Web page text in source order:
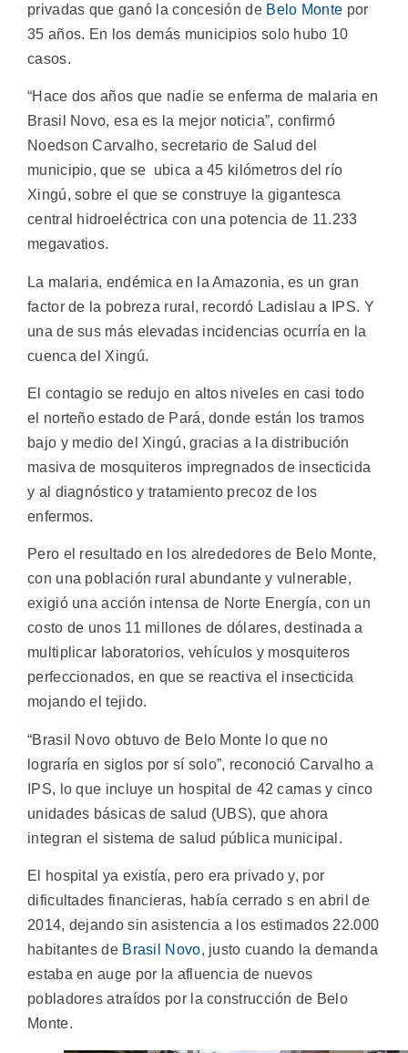
privadas que ganó la concesión de Belo Monte por
35 años. En los demás municipios solo hubo 10
casos.
“Hace dos años que nadie se enferma de malaria en
Brasil Novo, esa es la mejor noticia”, confirmó
Noedson Carvalho, secretario de Salud del
municipio, que se ubica a 45 kilómetros del río
Xingú, sobre el que se construye la gigantesca
central hidroeléctrica con una potencia de 11.233
megavatios.
La malaria, endémica en la Amazonia, es un gran
factor de la pobreza rural, recordó Ladislau a IPS. Y
una de sus más elevadas incidencias ocurría en la
cuenca del Xingú.
El contagio se redujo en altos niveles en casi todo
el norteño estado de Pará, donde están los tramos
bajo y medio del Xingú, gracias a la distribución
masiva de mosquiteros impregnados de insecticida
y al diagnóstico y tratamiento precoz de los
enfermos.
Pero el resultado en los alrededores de Belo Monte,
con una población rural abundante y vulnerable,
exigió una acción intensa de Norte Energía, con un
costo de unos 11 millones de dólares, destinada a
multiplicar laboratorios, vehículos y mosquiteros
perfeccionados, en que se reactiva el insecticida
mojando el tejido.
“Brasil Novo obtuvo de Belo Monte lo que no
lograría en siglos por sí solo”, reconoció Carvalho a
IPS, lo que incluye un hospital de 42 camas y cinco
unidades básicas de salud (UBS), que ahora
integran el sistema de salud pública municipal.
El hospital ya existía, pero era privado y, por
dificultades financieras, había cerrado s en abril de
2014, dejando sin asistencia a los estimados 22.000
habitantes de Brasil Novo, justo cuando la demanda
estaba en auge por la afluencia de nuevos
pobladores atraídos por la construcción de Belo
Monte.